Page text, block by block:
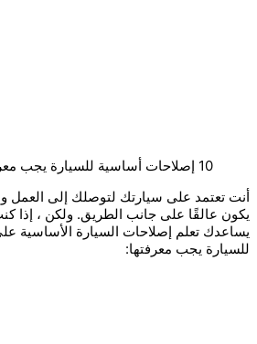
10 إصلاحات أساسية للسيارة يجب معرفتها
أنت تعتمد على سيارتك لتوصلك إلى العمل
يكون عالقًا على جانب الطريق. ولكن ، إذا
للسيارة يجب معرفتها: